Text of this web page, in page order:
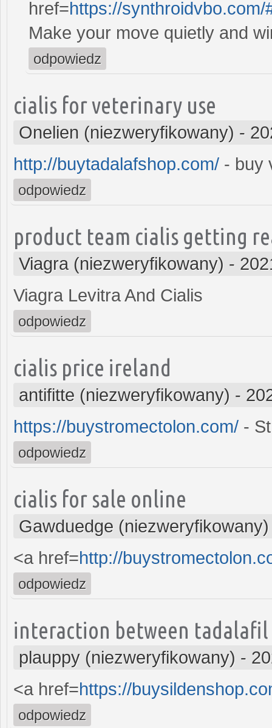
href=https://
Make your move quietly and
odpowiedz
cialis for veterinary use
Onelien (niezweryfikowany) -
http://buytadalafshop.com/ - buy
odpowiedz
product team cialis getting
Viagra (niezweryfikowany) -
Viagra Levitra And Cialis
odpowiedz
cialis price ireland
antifitte (niezweryfikowany) -
https://buystromectolon.com/ -
odpowiedz
cialis for sale online
Gawduedge (niezweryfikowany)
<a href=http://
odpowiedz
interaction between
plauppy (niezweryfikowany) -
<a href=https://
odpowiedz